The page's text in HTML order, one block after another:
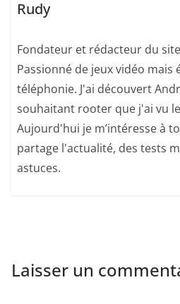
Rudy
Fondateur et rédacteur du
Passionné de jeux vidéo mais
téléphonie. J'ai découvert
souhaitant rooter que j'ai vu
Aujourd'hui je m’intéresse à
partage l'actualité, des tests
astuces.
Laisser un